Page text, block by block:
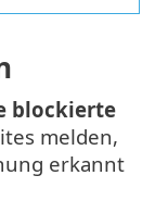
blockierte
melden,
erkannt